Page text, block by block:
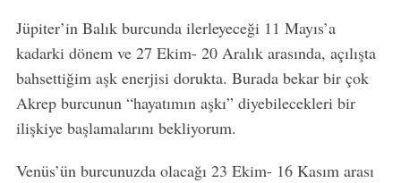
Jüpiter’in Balık burcunda ilerleyeceği 11 Mayıs’a
kadarki dönem ve 27 Ekim- 20 Aralık arasında, açılışta
bahsettiğim aşk enerjisi dorukta. Burada bekar bir çok
Akrep burcunun “hayatımın aşkı” diyebilecekleri bir
ilişkiye başlamalarını bekliyorum.
Venüs’ün burcunuzda olacağı 23 Ekim- 16 Kasım arası